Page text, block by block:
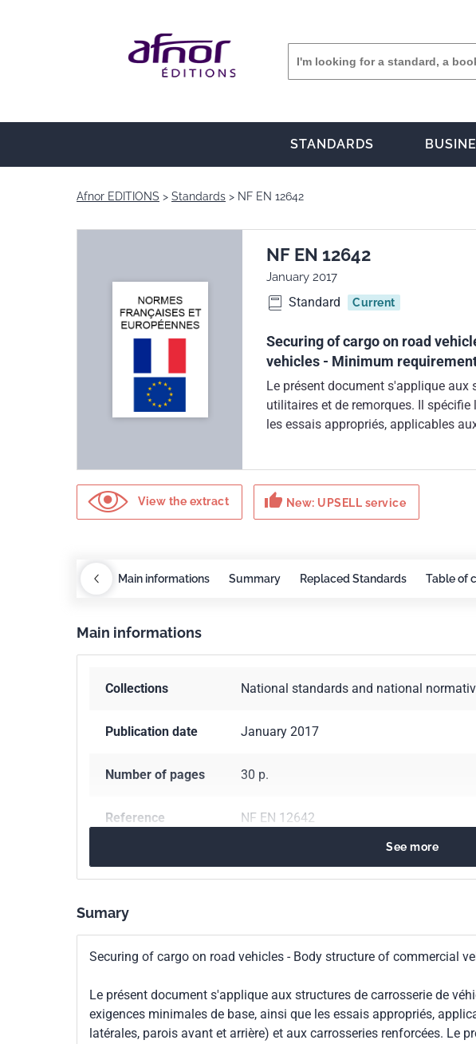
STANDARDS
Afnor EDITIONS Standards NF EN 12642
NF EN 12642
January 2017
Standard Current
Securing of cargo on road
vehicles - Minimum
Le présent document s'applique aux
utilitaires et de remorques. Il
les essais appropriés, applicables
parois avant et arrière) et aux
carrosserie, aux structures de
conformément aux exigences d'essai
compte à des fins d'arrimage des
relatifs à la charge à l'essieu sur le
View the extract thumb_up New: UPSELL service
COBAZ Main informations Summary Replaced Standards Table of
Main informations
Collections National standards and national
Publication date January 2017
Number of pages 30 p.
Reference NF EN 12642
43.080.10Trucks and trailers
Classification
European kinship EN 12642:2016
See more
Sumary
Securing of cargo on road vehicles - Body structure of commercial
Le présent document s'applique aux structures de carrosserie de
exigences minimales de base, ainsi que les essais appropriés,
latérales, parois avant et arrière) et aux carrosseries renforcées. Le